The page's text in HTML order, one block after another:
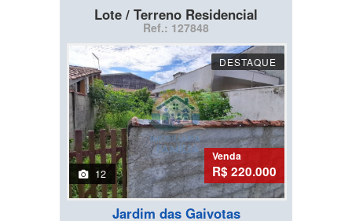
Lote / Terreno Residencial
Ref.: 127848
DESTAQUE
12
Venda
R$ 220.000
Jardim das Gaivotas